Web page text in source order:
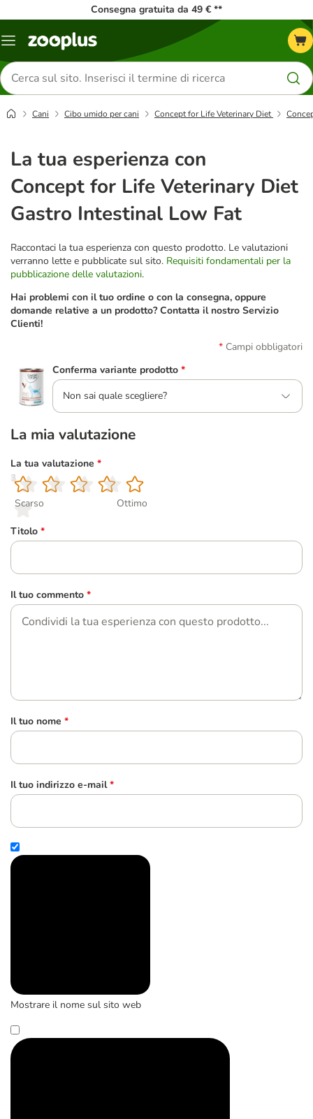
Consegna gratuita da 49 € **
Overview
Cerca
prodotti
Cani Cibo umido per cani Concept for Life Veterinary Diet
La tua esperienza con
Concept for Life Veterinary Diet
Gastro Intestinal Low Fat
Raccontaci la tua esperienza con questo prodotto. Le valutazioni
verranno lette e pubblicate sul sito. Requisiti fondamentali per la
pubblicazione delle valutazioni.
Hai problemi con il tuo ordine o con la consegna, oppure
domande relative a un prodotto? Contatta il nostro Servizio
Clienti!
Campi obbligatori
Conferma variante prodotto *
Non sai quale scegliere?
La mia valutazione
La tua valutazione *
1
Scarso
2
3
4
5
Ottimo
Titolo *
Il tuo commento *
Il tuo nome *
Il tuo indirizzo e-mail *
Mostrare il nome sul sito web